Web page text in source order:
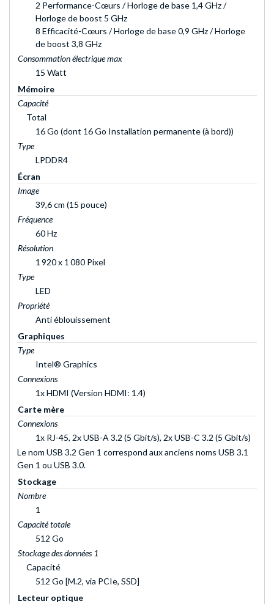
2 Performance-Cœurs / Horloge de base 1,4 GHz /
Horloge de boost 5 GHz
8 Efficacité-Cœurs / Horloge de base 0,9 GHz / Horloge
de boost 3,8 GHz
Consommation électrique max
15 Watt
Mémoire
Capacité
Total
16 Go (dont 16 Go Installation permanente (à bord))
Type
LPDDR4
Écran
Image
39,6 cm (15 pouce)
Fréquence
60 Hz
Résolution
1 920 x 1 080 Pixel
Type
LED
Propriété
Anti éblouissement
Graphiques
Type
Intel® Graphics
Connexions
1x HDMI (Version HDMI: 1.4)
Carte mère
Connexions
1x RJ-45, 2x USB-A 3.2 (5 Gbit/s), 2x USB-C 3.2 (5 Gbit/s)
Le nom USB 3.2 Gen 1 correspond aux anciens noms USB 3.1
Gen 1 ou USB 3.0.
Stockage
Nombre
1
Capacité totale
512 Go
Stockage des données 1
Capacité
512 Go [M.2, via PCIe, SSD]
Lecteur optique